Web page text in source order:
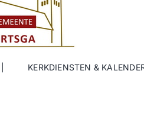
KERKDIENSTEN & KALENDER